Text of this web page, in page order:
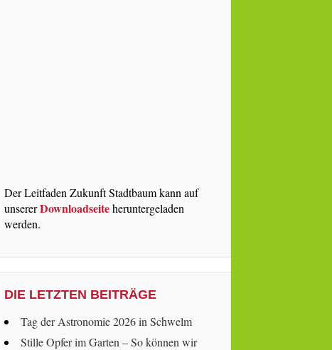
Der Leitfaden Zukunft Stadtbaum kann auf
unsererDownloadseiteheruntergeladen
werden.
DIE LETZTEN BEITRÄGE
Tag der Astronomie 2026 in Schwelm
Stille Opfer im Garten – So können wir